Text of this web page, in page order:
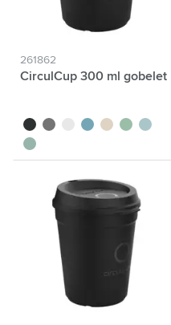
261862
CirculCup 300 ml gobelet
noir gris pierre
blanc cassé
bleu moyen
beigevert clair
bleu
vert moyen